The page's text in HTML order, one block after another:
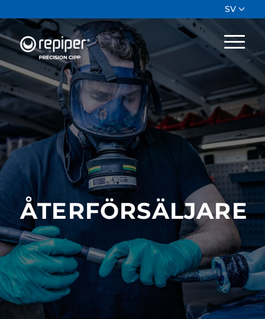
SV
ÅTERFÖRSÄLJARE